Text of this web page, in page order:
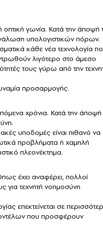
γωνία. Κατά την άποψή
υπολογιστικών πόρων.
κάθε νέα τεχνολογία
λιγότερο στο άμεσο
τους γύρω από την
προσαρμογής.
χρόνια. Κατά την άποψή
υποδομές είναι πιθανό να
προβλήματα ή χαμηλή
πλεονέκτημα.
έχει αναφέρει, πολλοί
για τεχνητή νοημοσύνη
επεκτείνεται σε
που προσφέρουν